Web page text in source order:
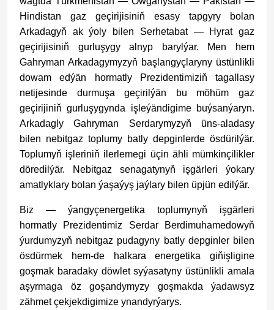
Hindistan gaz geçirijisiniň esasy tapgyry bolan
Arkadagyň ak ýoly bilen Serhetabat — Hyrat gaz
geçirijisiniň gurluşygy alnyp barylýar. Men hem
Gahryman Arkadagymyzyň başlangyçlaryny üstünlikli
dowam edýän hormatly Prezidentimiziň tagallasy
netijesinde durmuşa geçirilýän bu möhüm gaz
geçirijiniň gurluşygynda işleýändigime buýsanýaryn.
Arkadagly Gahryman Serdarymyzyň üns-aladasy
bilen nebitgaz toplumy batly depginlerde ösdürilýär.
Toplumyň işleriniň ilerlemegi üçin ähli mümkinçilikler
döredilýär. Nebitgaz senagatynyň işgärleri ýokary
amatlyklary bolan ýaşaýyş jaýlary bilen üpjün edilýär.
Biz — ýangyçenergetika toplumynyň işgärleri
hormatly Prezidentimiz Serdar Berdimuhamedowyň
ýurdumyzyň nebitgaz pudagyny batly depginler bilen
ösdürmek hem-de halkara energetika giňişligine
goşmak baradaky döwlet syýasatyny üstünlikli amala
aşyrmaga öz goşandymyzy goşmakda ýadawsyz
zähmet çekjekdigimize ynandyrýarys.